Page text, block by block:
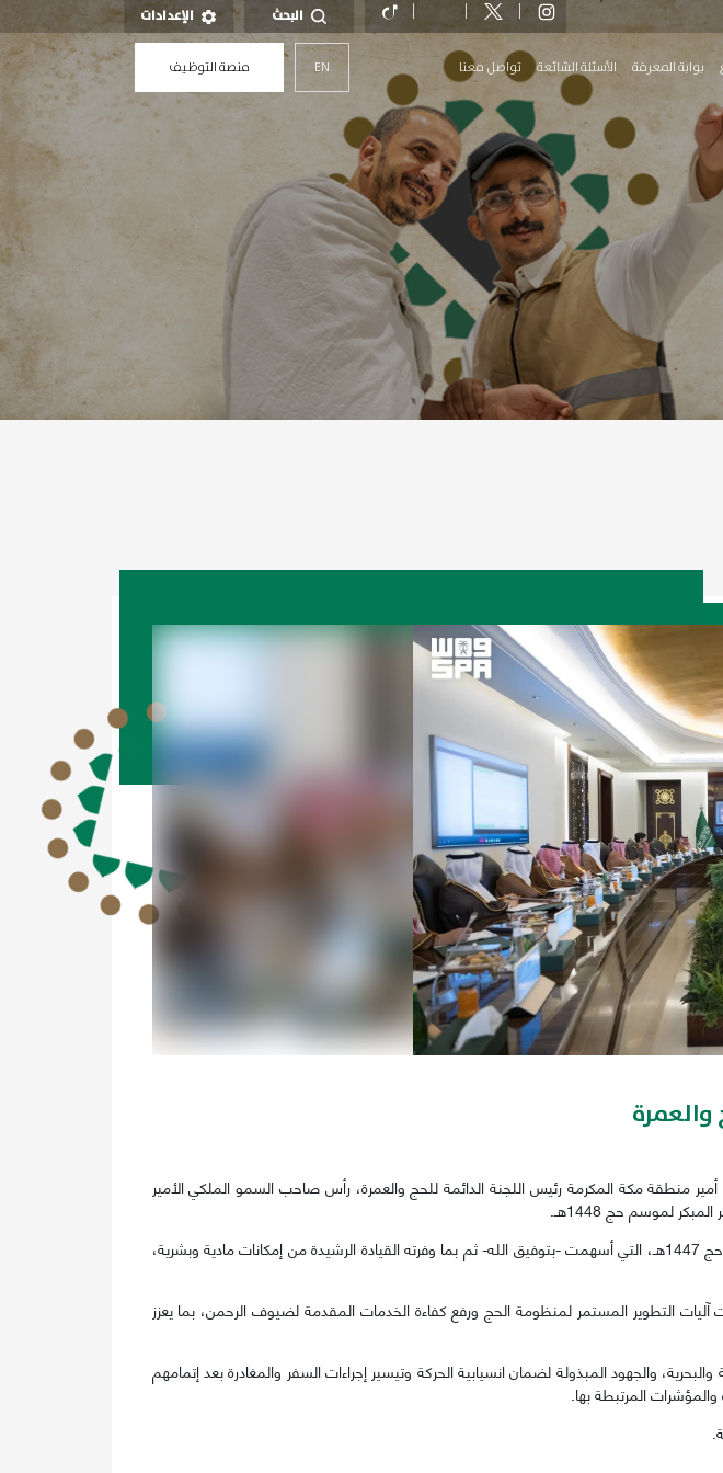
البحث الإعدادات
بوابة المعرفة الأسئلة الشائعة تواصل معنا EN منصة التوظيف
والعمرة
منطقة مكة المكرمة رئيس اللجنة الدائمة للحج والعمرة، رأس صاحب السمو الملكي الأمير
لموسم حج 1448هـ.
وقدّم نائب أمير منطقة مكة المكرمة شكره وتقديره للجهات أعضاء اللجنة نظير الجهود المبذولة خلال حج 1447هـ، التي أسهمت -بتوفيق الله- ثم بما وفرته القيادة الرشيدة من إمكانات مادية وبشرية،
تعزيز المكتسبات والنجاحات التي تحققت خلال موسم حج 1447هـ، وناقشت آليات التطوير المستمر لمنظومة الحج ورفع كفاءة الخدمات المقدمة لضيوف الرحمن، بما يعزز
والجهود المبذولة لضمان انسيابية الحركة وتيسير إجراءات السفر والمغادرة بعد إتمامهم
المرتبطة بها.